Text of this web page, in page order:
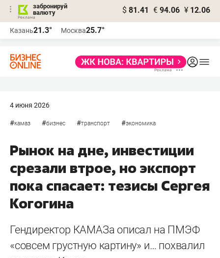
забронируй
валюту
$ 81.41 € 94.06 ¥ 12.06
Казань21.3° Москва25.7°
4 июня 2026
#камаз #бизнес #транспорт #экономика
Рынок на дне, инвестиции
срезали втрое, но экспорт
пока спасает: тезисы Сергея
Когогина
Гендиректор КАМАЗа описал на ПМЭФ
«совсем грустную картину» и… похвалил